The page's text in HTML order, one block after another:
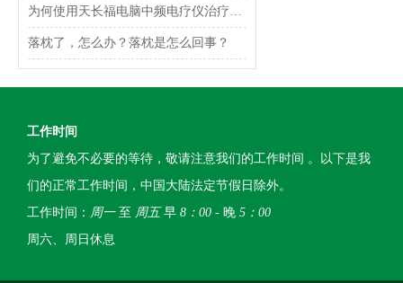
为何使用天长福电脑中频电疗仪治疗颈椎病呢？有用吗？
落枕了，怎么办？落枕是怎么回事？
工作时间
为了避免不必要的等待，敬请注意我们的工作时间 。以下是我
们的正常工作时间，中国大陆法定节假日除外。
工作时间： 周一至 周五早 8：00 - 晚 5：00
周六、周日休息